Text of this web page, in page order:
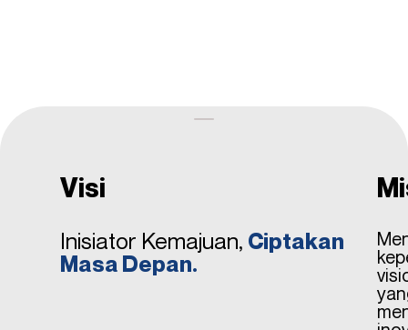
Visi
Inisiator Kemajuan, Ciptakan
Masa Depan.